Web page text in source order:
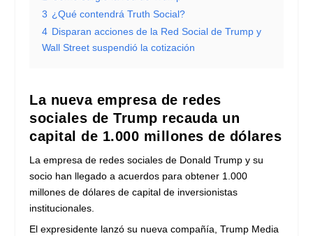
3 ¿Qué contendrá Truth Social?
4 Disparan acciones de la Red Social de Trump y
Wall Street suspendió la cotización
La nueva empresa de redes
sociales de Trump recauda un
capital de 1.000 millones de dólares
La empresa de redes sociales de Donald Trump y su
socio han llegado a acuerdos para obtener 1.000
millones de dólares de capital de inversionistas
institucionales.
El expresidente lanzó su nueva compañía, Trump Media